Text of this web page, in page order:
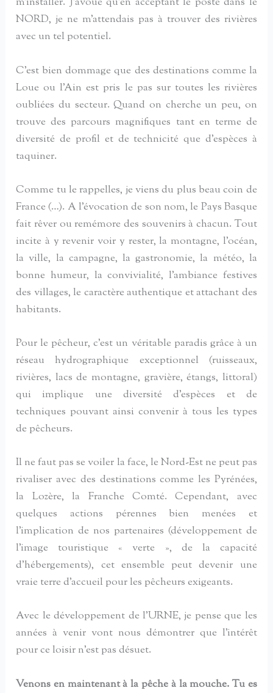
NORD, je ne m’attendais pas à trouver des rivières
avec un tel potentiel.
C’est bien dommage que des destinations comme la
Loue ou l’Ain est pris le pas sur toutes les rivières
oubliées du secteur. Quand on cherche un peu, on
trouve des parcours magnifiques tant en terme de
diversité de profil et de technicité que d’espèces à
taquiner.
Comme tu le rappelles, je viens du plus beau coin de
France (…). A l’évocation de son nom, le Pays Basque
fait rêver ou remémore des souvenirs à chacun. Tout
incite à y revenir voir y rester, la montagne, l’océan,
la ville, la campagne, la gastronomie, la météo, la
bonne humeur, la convivialité, l’ambiance festives
des villages, le caractère authentique et attachant des
habitants.
Pour le pêcheur, c’est un véritable paradis grâce à un
réseau hydrographique exceptionnel (ruisseaux,
rivières, lacs de montagne, gravière, étangs, littoral)
qui implique une diversité d’espèces et de
techniques pouvant ainsi convenir à tous les types
de pêcheurs.
Il ne faut pas se voiler la face, le Nord-Est ne peut pas
rivaliser avec des destinations comme les Pyrénées,
la Lozère, la Franche Comté. Cependant, avec
quelques actions pérennes bien menées et
l’implication de nos partenaires (développement de
l’image touristique « verte », de la capacité
d’hébergements), cet ensemble peut devenir une
vraie terre d’accueil pour les pêcheurs exigeants.
Avec le développement de l’URNE, je pense que les
années à venir vont nous démontrer que l’intérêt
pour ce loisir n’est pas désuet.
Venons en maintenant à la pêche à la mouche. Tu es